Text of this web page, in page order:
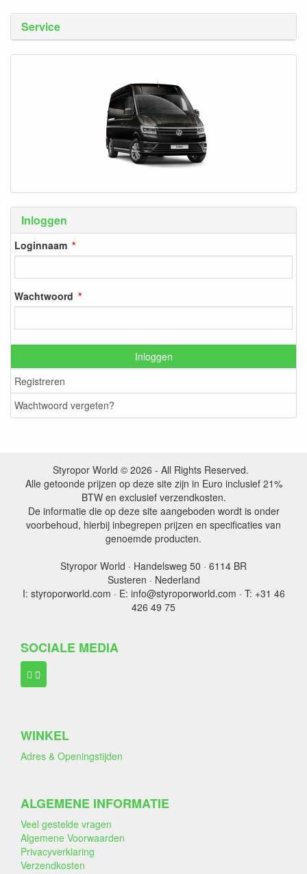
Service
Inloggen
Loginnaam
Wachtwoord
Inloggen
Registreren
Wachtwoord vergeten?
Styropor World © 2026 - All Rights Reserved.
Alle getoonde prijzen op deze site zijn in Euro inclusief 21%
BTW en exclusief verzendkosten.
De informatie die op deze site aangeboden wordt is onder
voorbehoud, hierbij inbegrepen prijzen en specificaties van
genoemde producten.
Styropor World · Handelsweg 50 · 6114 BR
Susteren · Nederland
I: styroporworld.com · E: info@styroporworld.com · T: +31 46
426 49 75
SOCIALE MEDIA
WINKEL
Adres & Openingstijden
ALGEMENE INFORMATIE
Veel gestelde vragen
Algemene Voorwaarden
Privacyverklaring
Verzendkosten